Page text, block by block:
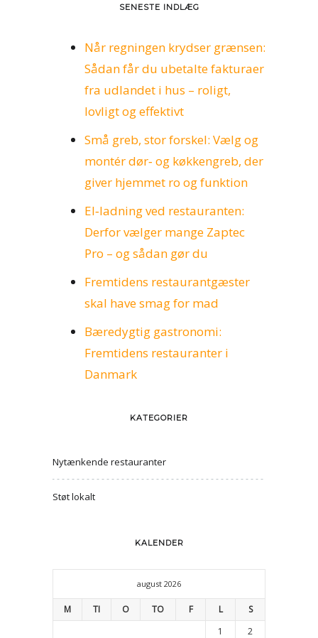
SENESTE INDLÆG
Når regningen krydser grænsen:
Sådan får du ubetalte fakturaer
fra udlandet i hus – roligt,
lovligt og effektivt
Små greb, stor forskel: Vælg og
montér dør‑ og køkkengreb, der
giver hjemmet ro og funktion
El‑ladning ved restauranten:
Derfor vælger mange Zaptec
Pro – og sådan gør du
Fremtidens restaurantgæster
skal have smag for mad
Bæredygtig gastronomi:
Fremtidens restauranter i
Danmark
KATEGORIER
Nytænkende restauranter
Støt lokalt
KALENDER
august 2026
M TI O TO F L
S
1
2